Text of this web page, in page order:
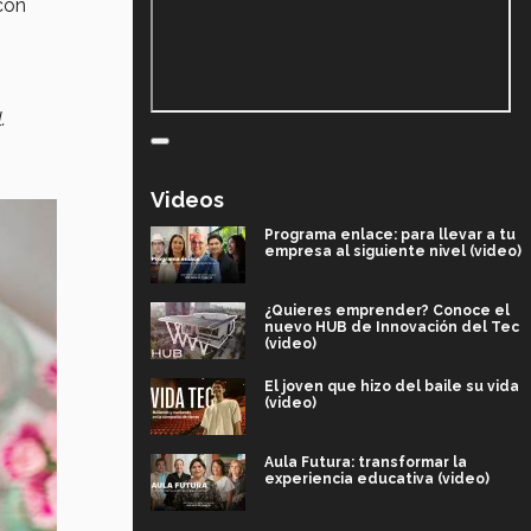
Videos
Programa enlace: para llevar a tu
empresa al siguiente nivel (video)
¿Quieres emprender? Conoce el
nuevo HUB de Innovación del Tec
(video)
El joven que hizo del baile su vida
(video)
Aula Futura: transformar la
experiencia educativa (video)